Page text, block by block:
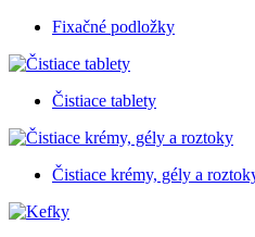
Fixačné podložky
Čistiace tablety
Čistiace krémy, gély a